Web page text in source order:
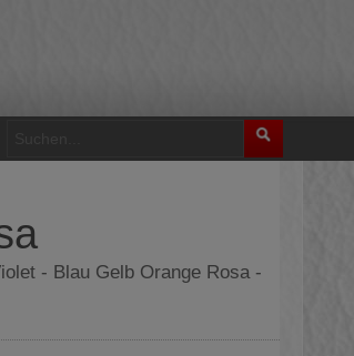
- Blau Gelb Orange Rosa -